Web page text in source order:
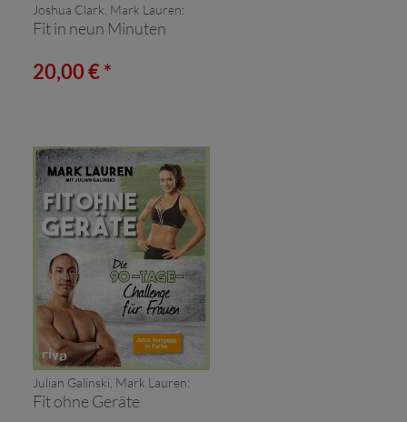
Joshua Clark, Mark Lauren:
Fit in neun Minuten
20,00 € *
Julian Galinski, Mark Lauren:
Fit ohne Geräte